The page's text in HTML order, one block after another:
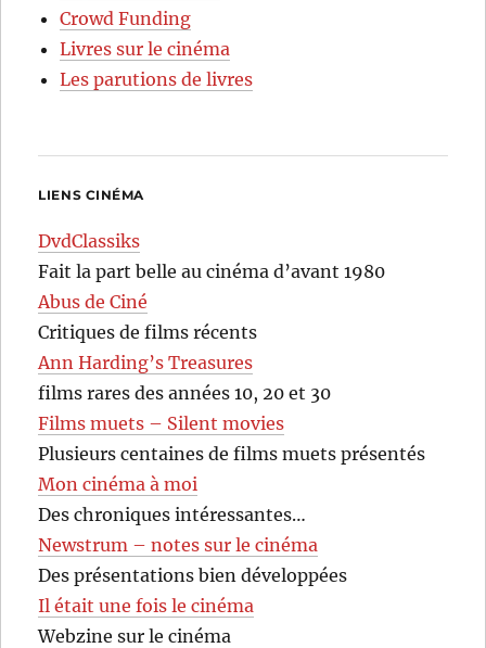
Crowd Funding
Livres sur le cinéma
Les parutions de livres
LIENS CINÉMA
DvdClassiks
Fait la part belle au cinéma d’avant 1980
Abus de Ciné
Critiques de films récents
Ann Harding’s Treasures
films rares des années 10, 20 et 30
Films muets – Silent movies
Plusieurs centaines de films muets présentés
Mon cinéma à moi
Des chroniques intéressantes…
Newstrum – notes sur le cinéma
Des présentations bien développées
Il était une fois le cinéma
Webzine sur le cinéma